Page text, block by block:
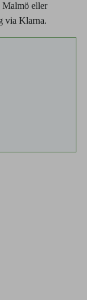
Malmö eller
via Klarna.